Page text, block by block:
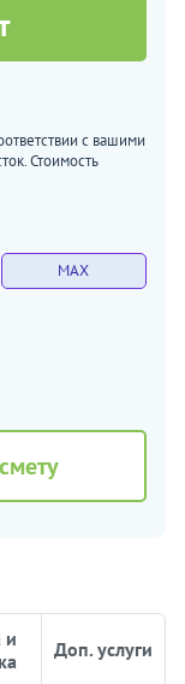
с вашими
Стоимость
MAX
и
Доп. услуги